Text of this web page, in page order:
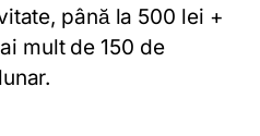
până la 500 lei +
mult de 150 de